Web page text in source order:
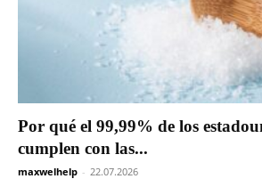
Por qué el 99,99% de los
cumplen con las...
maxwelhelp - 22.07.2026